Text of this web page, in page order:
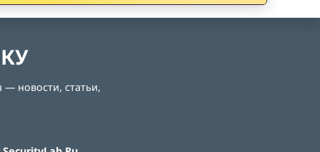
новости, статьи,